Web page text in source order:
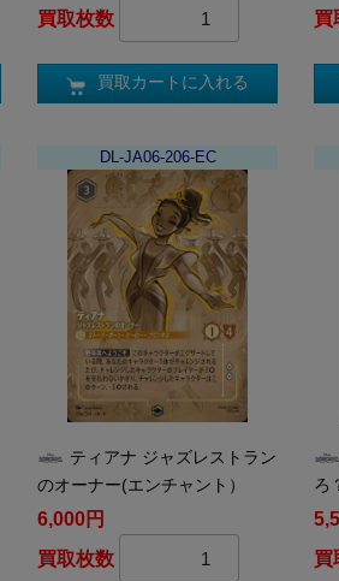
買取枚数
買取カートに入れる
買
DL-JA06-206-EC
ティアナ ジャズレストラン
のオーナー(エンチャント）
6,000円
買取枚数
ろ
買